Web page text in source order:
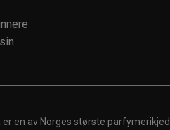
er en av Norges største